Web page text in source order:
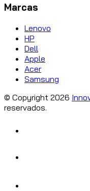
Marcas
Lenovo
HP
Dell
Apple
Acer
Samsung
© Copyright 2026
reservados.